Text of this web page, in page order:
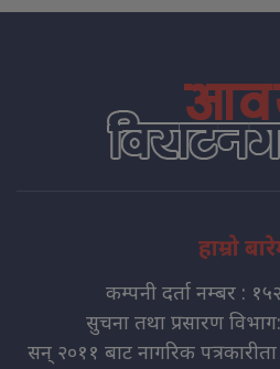
हाम्रो
कम्पनी दर्ता नम्बर :
सुचना तथा प्रसारण
सन् २०११ बाट नागरिक